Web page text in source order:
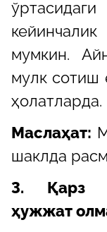
мумкин.
мулк сотиш
ҳолатларда.
Маслаҳат:
шаклда
3. Қарз
ҳужжат